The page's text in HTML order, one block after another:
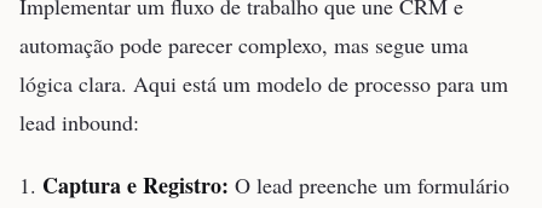
Implementar um fluxo de trabalho que une CRM e
automação pode parecer complexo, mas segue uma
lógica clara. Aqui está um modelo de processo para um
lead inbound:
1. Captura e Registro: O lead preenche um formulário